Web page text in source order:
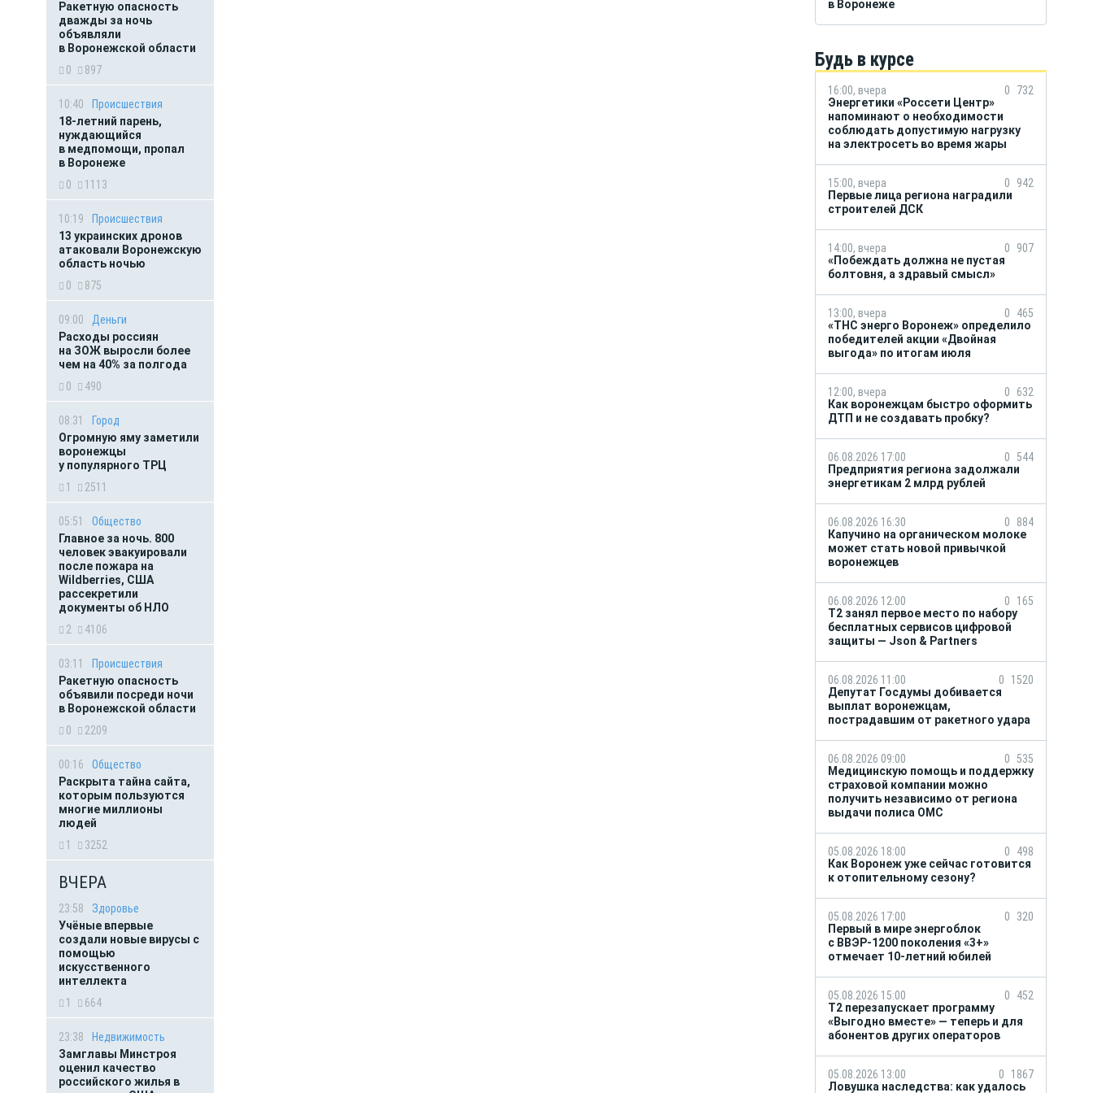
Ракетную опасность
дважды за ночь
объявляли
в Воронежской области
0
897
10:40
Происшествия
18-летний парень,
нуждающийся
в медпомощи, пропал
в Воронеже
0
1113
10:19
Происшествия
13 украинских дронов
атаковали Воронежскую
область ночью
0
875
09:00
Деньги
Расходы россиян
на ЗОЖ выросли более
чем на 40% за полгода
0
490
08:31
Город
Огромную яму заметили
воронежцы
у популярного ТРЦ
1
2511
05:51
Общество
Главное за ночь. 800
человек эвакуировали
после пожара на
Wildberries, США
рассекретили
документы об НЛО
2
4106
03:11
Происшествия
Ракетную опасность
объявили посреди ночи
в Воронежской области
0
2209
00:16
Общество
Раскрыта тайна сайта,
которым пользуются
многие миллионы
людей
1
3252
ВЧЕРА
23:58
Здоровье
Учёные впервые
создали новые вирусы с
помощью
искусственного
интеллекта
1
664
23:38
Недвижимость
Замглавы Минстроя
оценил качество
российского жилья в
в Воронеже
Будь в курсе
16:00, вчера 0
732
Энергетики «Россети Центр»
напоминают о необходимости
соблюдать допустимую нагрузку
на электросеть во время жары
15:00, вчера 0
942
Первые лица региона наградили
строителей ДСК
14:00, вчера 0
907
«Побеждать должна не пустая
болтовня, а здравый смысл»
13:00, вчера 0
465
«ТНС энерго Воронеж» определило
победителей акции «Двойная
выгода» по итогам июля
12:00, вчера 0
632
Как воронежцам быстро оформить
ДТП и не создавать пробку?
06.08.2026 17:00 0 544
Предприятия региона задолжали
энергетикам 2 млрд рублей
06.08.2026 16:30 0
884
Капучино на органическом молоке
может стать новой привычкой
воронежцев
06.08.2026 12:00 0
165
Т2 занял первое место по набору
бесплатных сервисов цифровой
защиты — Json & Partners
06.08.2026 11:00 0
1520
Депутат Госдумы добивается
выплат воронежцам,
пострадавшим от ракетного удара
06.08.2026 09:00 0 535
Медицинскую помощь и поддержку
страховой компании можно
получить независимо от региона
выдачи полиса ОМС
05.08.2026 18:00 0
498
Как Воронеж уже сейчас готовится
к отопительному сезону?
05.08.2026 17:00 0
320
Первый в мире энергоблок
с ВВЭР-1200 поколения «3+»
отмечает 10-летний юбилей
05.08.2026 15:00 0
452
Т2 перезапускает программу
«Выгодно вместе» — теперь и для
абонентов других операторов
05.08.2026 13:00 0
1867
Ловушка наследства: как удалось